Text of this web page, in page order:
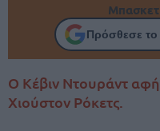
Πρόσθεσε
Ο Κέβιν Ντουράντ
Χιούστον Ρόκετς.